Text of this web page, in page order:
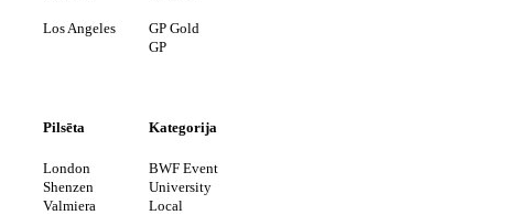
Los Angeles
GP Gold
GP
Pilsēta Kategorija
London
BWF Event
Shenzen
University
Valmiera
Local